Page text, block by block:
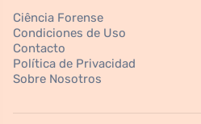
Ciência Forense
Condiciones de Uso
Contacto
Política de Privacidad
Sobre Nosotros